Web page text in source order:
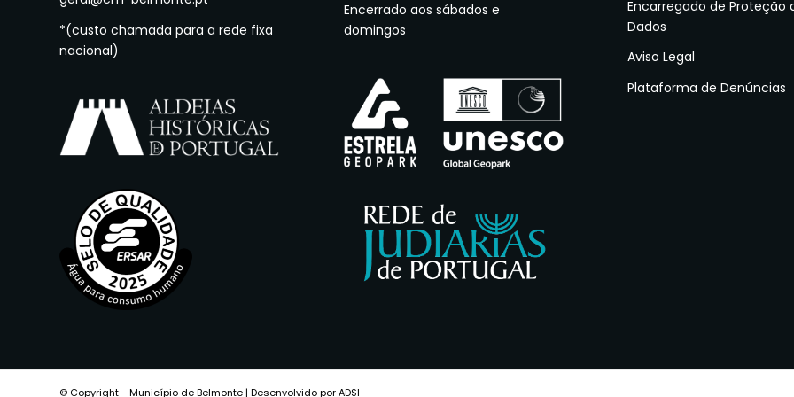
*(custo chamada para a rede fixa
nacional)
Encerrado aos sábados e
domingos
Encarregado de Proteção
Dados
Aviso Legal
Plataforma de Denúncias
© Copyright - Município de Belmonte | Desenvolvido por ADSI